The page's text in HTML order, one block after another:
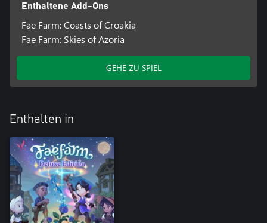
Enthaltene Add-Ons
Fae Farm: Coasts of Croakia
Fae Farm: Skies of Azoria
GEHE ZU SPIEL
Enthalten in